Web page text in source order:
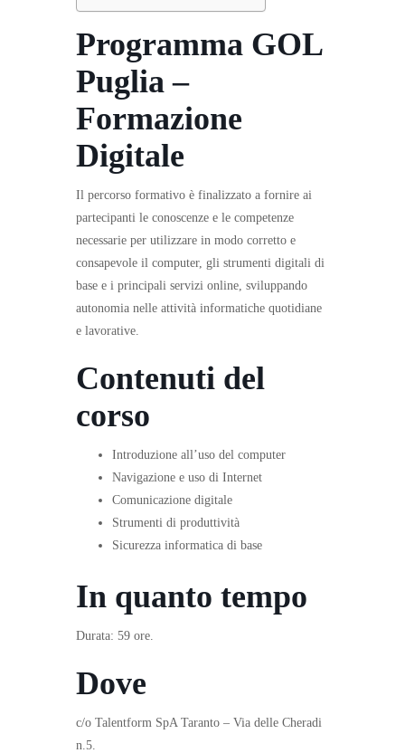
Programma GOL
Puglia –
Formazione
Digitale
Il percorso formativo è finalizzato a fornire ai
partecipanti le conoscenze e le competenze
necessarie per utilizzare in modo corretto e
consapevole il computer, gli strumenti digitali di
base e i principali servizi online, sviluppando
autonomia nelle attività informatiche quotidiane
e lavorative.
Contenuti del
corso
Introduzione all’uso del computer
Navigazione e uso di Internet
Comunicazione digitale
Strumenti di produttività
Sicurezza informatica di base
In quanto tempo
Durata: 59 ore.
Dove
c/o Talentform SpA Taranto – Via delle Cheradi
n.5.